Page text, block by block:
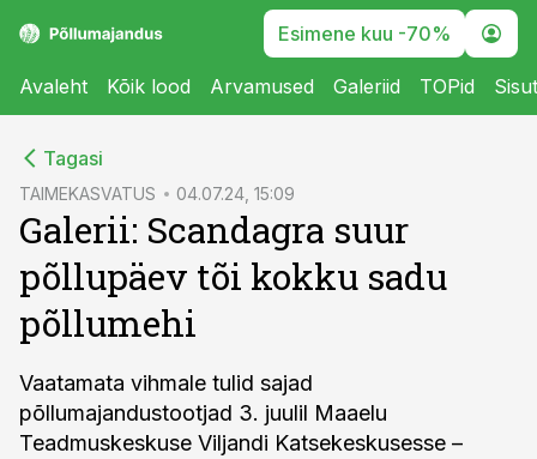
Esimene kuu -70%
Avaleht Kõik lood Arvamused Galeriid TOPid
Tagasi
TAIMEKASVATUS 04.07.24, 15:09
Galerii: Scandagra suur
põllupäev tõi kokku sadu
põllumehi
Vaatamata vihmale tulid sajad
põllumajandustootjad 3. juulil Maaelu
Teadmuskeskuse Viljandi Katsekeskusesse –